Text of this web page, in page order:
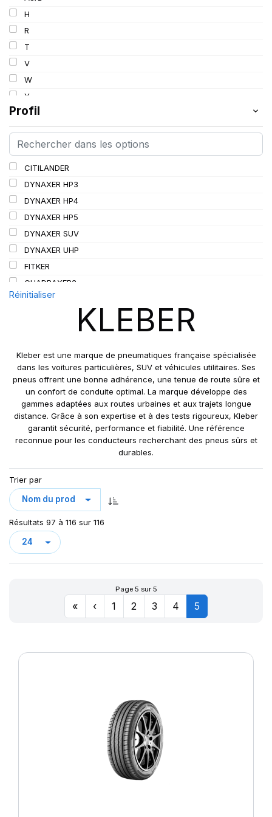
109/106
110/108
112A8/109B
114/111
115/113
116/113
116/114
127/127
144/141
H
R
T
V
W
Y
Profil
CITILANDER
DYNAXER HP3
DYNAXER HP4
DYNAXER HP5
DYNAXER SUV
DYNAXER UHP
FITKER
QUADRAXER2
SUP 8L
XL DYNAXER UHP
Réinitialiser
KLEBER
Kleber est une marque de pneumatiques française spécialisée
dans les voitures particulières, SUV et véhicules utilitaires. Ses
pneus offrent une bonne adhérence, une tenue de route sûre et
un confort de conduite optimal. La marque développe des
gammes adaptées aux routes urbaines et aux trajets longue
distance. Grâce à son expertise et à des tests rigoureux, Kleber
garantit sécurité, performance et fiabilité. Une référence
reconnue pour les conducteurs recherchant des pneus sûrs et
durables.
Trier par
Résultats 97 à 116 sur 116
Page 5 sur 5
« ‹ 1 2 3 4 5